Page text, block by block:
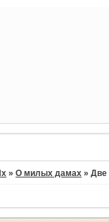
»О милых дамах »